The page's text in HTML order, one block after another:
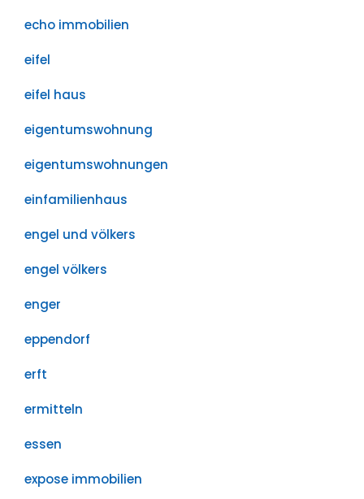
echo immobilien
eifel
eifel haus
eigentumswohnung
eigentumswohnungen
einfamilienhaus
engel und völkers
engel völkers
enger
eppendorf
erft
ermitteln
essen
expose immobilien